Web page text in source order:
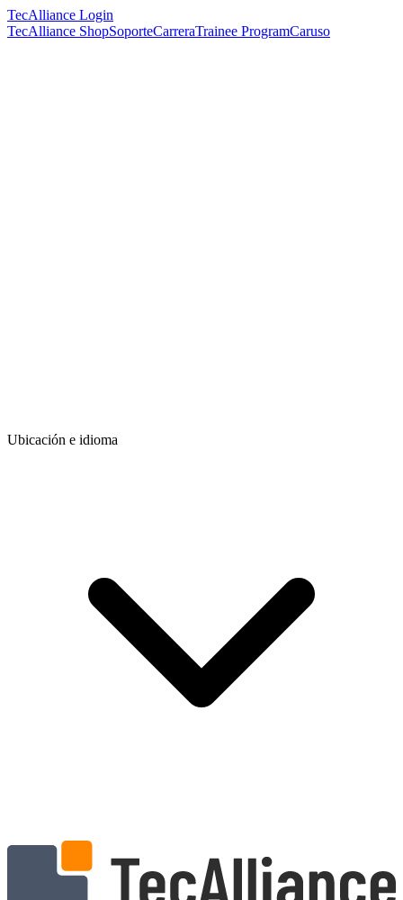
TecAlliance Login
TecAlliance ShopSoporteCarreraTrainee ProgramCaruso
Ubicación e idioma